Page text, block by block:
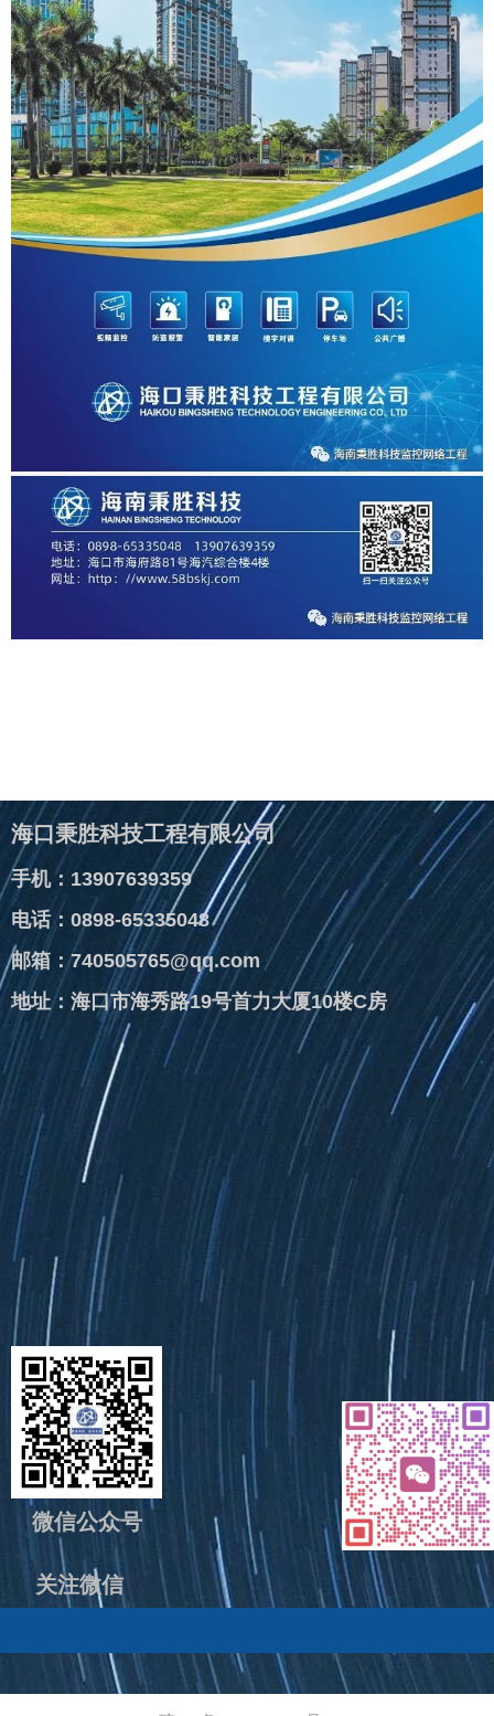
微信公众号
海口秉胜科技工程有限公司
手机：13907639359
电话：0898-65335048
邮箱：740505765@qq.com
地址：海口市海秀路19号首力大厦10楼C房
关注微信